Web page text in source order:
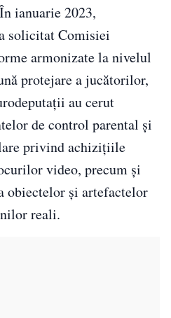
ianuarie 2023,
solicitat Comisiei
armonizate la nivelul
protejare a jucătorilor,
au cerut
de control parental și
privind achizițiile
video, precum și
obiectelor și artefactelor
reali.